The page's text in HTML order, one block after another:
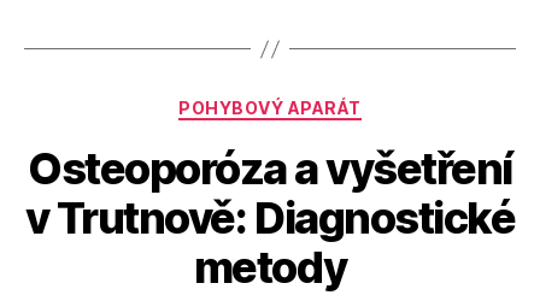
Rubriky
POHYBOVÝ APARÁT
Osteoporóza a vyšetření
v Trutnově: Diagnostické
metody